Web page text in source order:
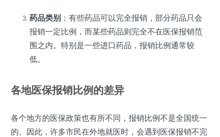
药品类别 ：有些药品可以完全报销，部分药品只会
报销一定比例，而某些药品则完全不在医保报销范
围之内。特别是一些进口药品，报销比例通常较
低。
各地医保报销比例的差异
各个地方的医保政策也有所不同，报销比例不是全国统一
的。因此，许多市民在外地就医时，会遇到医保报销不完